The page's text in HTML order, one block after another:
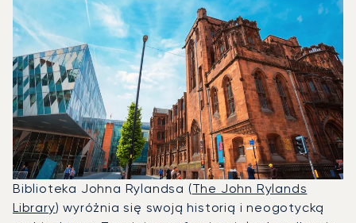
Biblioteka Johna Rylandsa (The John Rylands
Library) wyróżnia się swoją historią i neogotycką